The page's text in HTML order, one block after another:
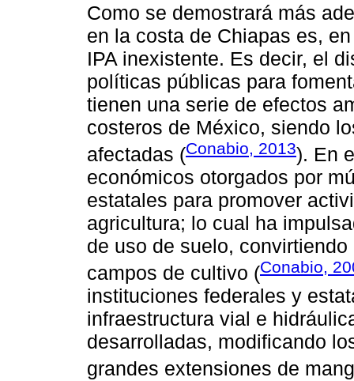
Como se demostrará más
en la costa de Chiapas es,
IPA inexistente. Es decir, el
políticas públicas para
tienen una serie de efectos
costeros de México, siendo
afectadas (Conabio, 2013). En
económicos otorgados por
estatales para promover
agricultura; lo cual ha
de uso de suelo,
campos de cultivo (Conabio,
instituciones federales y
infraestructura vial e
desarrolladas, modificando
grandes extensiones de